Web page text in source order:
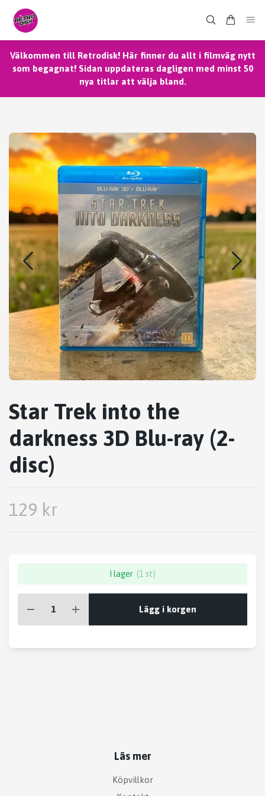
Välkommen till Retrodisk! Här finner du allt i filmväg nytt
som begagnat! Sidan uppdateras dagligen med minst 50
nya titlar att välja bland.
Star Trek into the
darkness 3D Blu-ray (2-
disc)
129 kr
I lager (1 st)
Lägg i korgen
Läs mer
Köpvillkor